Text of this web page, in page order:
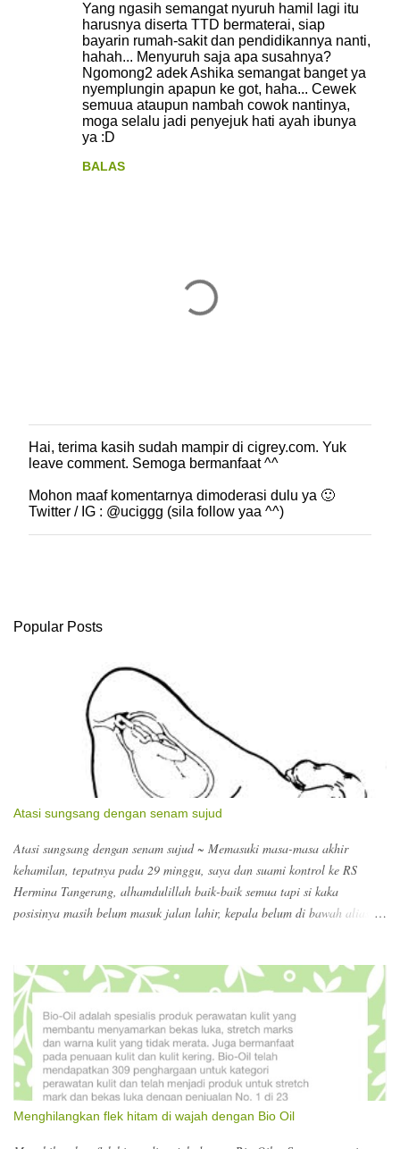
Yang ngasih semangat nyuruh hamil lagi itu
harusnya diserta TTD bermaterai, siap
bayarin rumah-sakit dan pendidikannya nanti,
hahah... Menyuruh saja apa susahnya?
Ngomong2 adek Ashika semangat banget ya
nyemplungin apapun ke got, haha... Cewek
semuua ataupun nambah cowok nantinya,
moga selalu jadi penyejuk hati ayah ibunya
ya :D
BALAS
P
o
t
n
n
Hai, terima kasih sudah mampir di cigrey.com. Yuk
leave comment. Semoga bermanfaat ^^
Mohon maaf komentarnya dimoderasi dulu ya 🙂
Twitter / IG : @uciggg (sila follow yaa ^^)
Popular Posts
Atasi sungsang dengan senam sujud
Atasi sungsang dengan senam sujud ~ Memasuki masa-masa akhir
kehamilan, tepatnya pada 29 minggu, saya dan suami kontrol ke RS
Hermina Tangerang, alhamdulillah baik-baik semua tapi si kaka
posisinya masih belum masuk jalan lahir, kepala belum di bawah alias
menit. Wow?? Perlu diinget supaya melakukannya di atas tempat tidur
aja atau alas yang empuk, biar kalau si bumil oleng jatuh kecapean ngga
kena dasar yang keras. Ngomong-ngomong masa akhir kehamilan, pas di
RS kita diarahkan untuk registrasi untuk persalinan. Berhubung melihat
search keywords yang terdampar ke blog ini, ada yang nyari nomor
telepon Hermina, ada yang nyari biaya dokter kandungan di Hermina
Tangerang. Kalau dokter kandungan untuk konsultasi dokter obsgyn Rp.
126.000. itu sudah termasuk USG. Nomor teleponnya bisa ke 021-
Menghilangkan flek hitam di wajah dengan Bio Oil